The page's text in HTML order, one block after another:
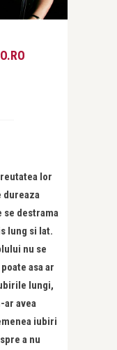
lor
dureaza
se destrama
lung si lat.
nu se
asa ar
lungi,
ar avea
iubiri
a nu